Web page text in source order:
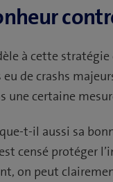
à cette
de crashs
une certaine
t-il aussi sa
censé protéger
on peut